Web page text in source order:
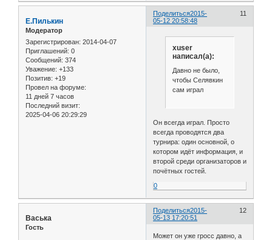
Поделиться 11
2015-
05-12 20:58:48
Е.Пилькин
Модератор
Зарегистрирован: 2014-04-07
Приглашений: 0
Сообщений: 374
Уважение: +133
Позитив: +19
Провел на форуме:
11 дней 7 часов
Последний визит:
2025-04-06 20:29:29
xuser
написал(а):
Давно не было,
чтобы Селявкин
сам играл
Он всегда играл. Просто
всегда проводятся два
турнира: один основной, о
котором идёт информация, и
второй среди организаторов и
почётных гостей.
0
Поделиться 12
2015-
05-13 17:20:51
Васька
Гость
Может он уже гросс давно, а